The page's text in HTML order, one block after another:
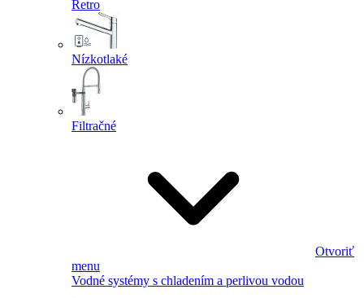
Retro
Nízkotlaké
Filtračné
Otvoriť
menu
Vodné systémy s chladením a perlivou vodou